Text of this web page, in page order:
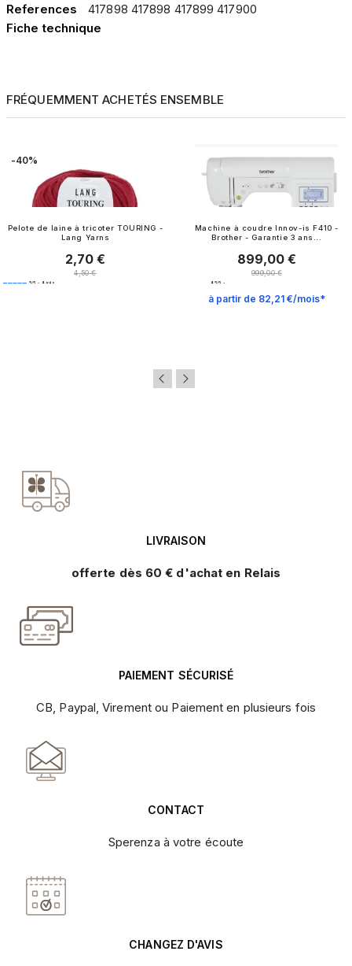
References
417898 417898 417899 417900
Fiche technique
FRÉQUEMMENT ACHETÉS ENSEMBLE
-40%
Pelote de laine à tricoter TOURING -
Lang Yarns
Prix
2,70 €
Prix normal
4,50 €
5/5 - 4avis
Machine à coudre Innov-is F410 -
Brother - Garantie 3 ans...
Prix
899,00 €
Prix normal
999,00 €
4.5/5 -
à partir de 82,21 €/mois*
LIVRAISON
offerte dès 60 € d'achat en Relais
PAIEMENT SÉCURISÉ
CB, Paypal, Virement ou Paiement en plusieurs fois
CONTACT
Sperenza à votre écoute
CHANGEZ D'AVIS